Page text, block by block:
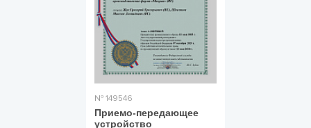
№ 149546
Приемо-передающее
устройство